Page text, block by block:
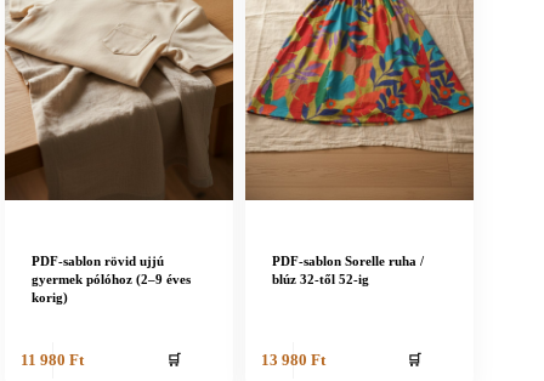
PDF-sablon rövid ujjú
gyermek pólóhoz (2–9 éves
korig)
11 980Ft 🛒
PDF-sablon Sorelle ruha /
blúz 32-től 52-ig
13 980 Ft 🛒